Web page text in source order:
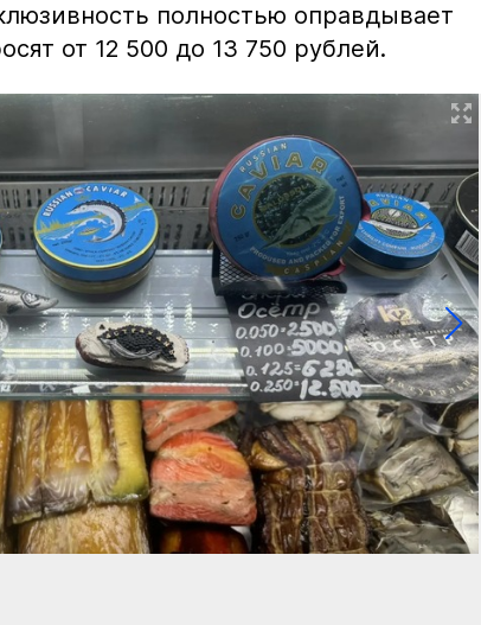
полностью оправдывает
от 12 500 до 13 750 рублей.